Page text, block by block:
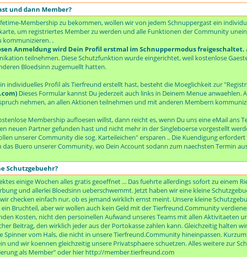
und dann Member?
Membership zu bekommen, wollen wir von jedem Schnuppergast ein
um registriertes Member zu werden und alle Funktionen der Community
kommunizieren. .
Anmeldung wird Dein Profil erstmal im Schnuppermodus freigeschaltet.
teilnehmen. Diese Schutzfunktion wurde eingerichtet, weil kostenlose
Bloedsinn zugemuellt hatten.
individuelles Profil als Tierfreund erstellt hast, besteht die Moeglichkeit zur
Dieses Formular kannst Du jederzeit auch links in Deinem Menue anwaehlen.
nehmen, an allen Aktionen teilnehmen und mit anderen Membern
Membership aufloesen willst, dann reicht es, wenn Du uns eine eMail ans
neuen Partner gefunden hast und nicht mehr in der Singleboerse vorgestellt
unserer Community die sog. Karteileichen" ersparen .. Die Kuendigung
Buero unserer Community, wo Dein Account sodann zum naechsten Termin
Schutzgebuehr?
einige Wochen alles gratis geoeffnet ... Das fuehrte allerdings sofort zu einem
und allerlei Bloedsinn ueberschwemmt. Jetzt haben wir eine kleine
checken einfach nur, ob es jemand wirklich ernst meint. Unsere kleine
Bruchteil, aber wir wollen auch kein Geld mit der Tierfreund.Community
Kosten, nicht den persoinellen Aufwand unseres Teams mit allen Aktivitaeten
Beitrag, den wirklich jeder aus der Portokasse zahlen kann. Gleichzeitig halten
Spinner vom Hals, die nicht in unsere Tierfreund.Community hineinpassen.
und wir koennen gleichzeitig unsere Privatsphaere schuetzen. Alles weitere zur
als Member" oder hier http://member.tierfreund.com